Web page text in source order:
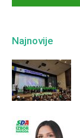
Najnovije